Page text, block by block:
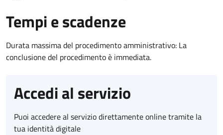
Tempi e scadenze
Durata massima del procedimento amministrativo: La
conclusione del procedimento è immediata.
Accedi al servizio
Puoi accedere al servizio direttamente online tramite la
tua identità digitale